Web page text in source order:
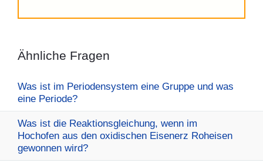
Ähnliche Fragen
Was ist im Periodensystem eine Gruppe und was
eine Periode?
Was ist die Reaktionsgleichung, wenn im
Hochofen aus den oxidischen Eisenerz Roheisen
gewonnen wird?